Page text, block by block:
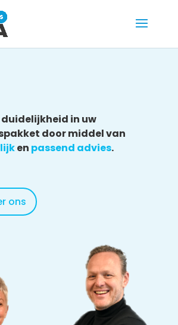
duidelijkheid in uw
door middel van
en passend advies.
ons